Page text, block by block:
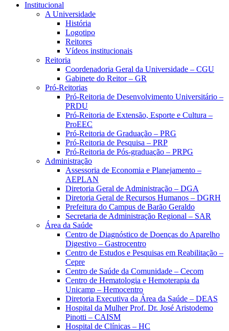
Institucional
A Universidade
História
Logotipo
Reitores
Vídeos institucionais
Reitoria
Coordenadoria Geral da Universidade – CGU
Gabinete do Reitor – GR
Pró-Reitorias
Pró-Reitoria de Desenvolvimento Universitário –
PRDU
Pró-Reitoria de Extensão, Esporte e Cultura –
ProEEC
Pró-Reitoria de Graduação – PRG
Pró-Reitoria de Pesquisa – PRP
Pró-Reitoria de Pós-graduação – PRPG
Administração
Assessoria de Economia e Planejamento –
AEPLAN
Diretoria Geral de Administração – DGA
Diretoria Geral de Recursos Humanos – DGRH
Prefeitura do Campus de Barão Geraldo
Secretaria de Administração Regional – SAR
Área da Saúde
Centro de Diagnóstico de Doenças do Aparelho
Digestivo – Gastrocentro
Centro de Estudos e Pesquisas em Reabilitação –
Cepre
Centro de Saúde da Comunidade – Cecom
Centro de Hematologia e Hemoterapia da
Unicamp – Hemocentro
Diretoria Executiva da Área da Saúde – DEAS
Hospital da Mulher Prof. Dr. José Aristodemo
Pinotti – CAISM
Hospital de Clínicas – HC